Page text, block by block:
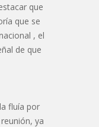
que
que se
, el
de que
fluía por
ya